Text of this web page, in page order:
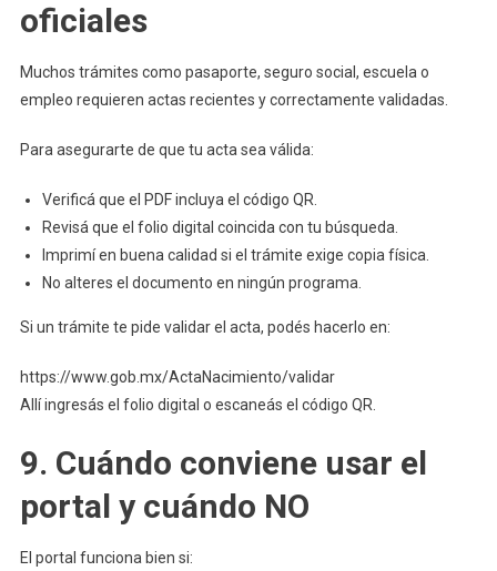
oficiales
Muchos trámites como pasaporte, seguro social, escuela o
empleo requieren actas recientes y correctamente validadas.
Para asegurarte de que tu acta sea válida:
Verificá que el PDF incluya el código QR.
Revisá que el folio digital coincida con tu búsqueda.
Imprimí en buena calidad si el trámite exige copia física.
No alteres el documento en ningún programa.
Si un trámite te pide validar el acta, podés hacerlo en:
https://www.gob.mx/ActaNacimiento/validar
Allí ingresás el folio digital o escaneás el código QR.
9. Cuándo conviene usar el
portal y cuándo NO
El portal funciona bien si: